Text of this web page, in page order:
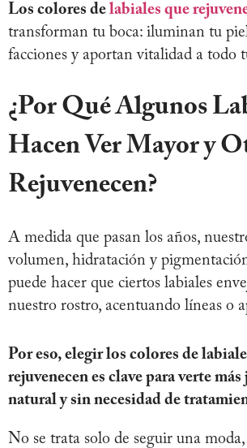
Los colores de labiales que
transforman tu boca: iluminan tu
facciones y aportan vitalidad a todo
¿Por Qué Algunos
Hacen Ver Mayor y
Rejuvenecen?
A medida que pasan los años,
volumen, hidratación y
puede hacer que ciertos labiales
nuestro rostro, acentuando líneas o
Por eso, elegir los colores de
rejuvenecen es clave para verte
natural y sin necesidad de
No se trata solo de seguir una